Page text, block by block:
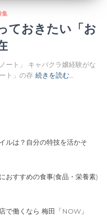
集
ておきたい「お
ート」 キャバクラ嬢経験がな
ト」の存 続きを読む…
ルは？自分の特技を活かそ
おすすめの食事(食品・栄養素)
で働くなら 梅田「NOW」